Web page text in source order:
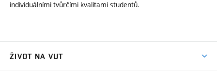
individuálními tvůrčími kvalitami studentů.
ŽIVOT NA VUT